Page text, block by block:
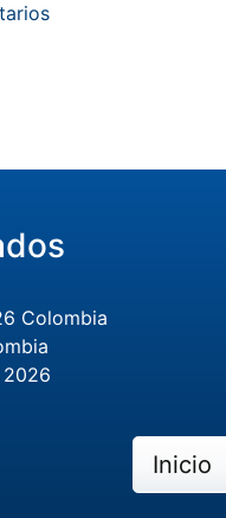
Colombia
2026
Inicio